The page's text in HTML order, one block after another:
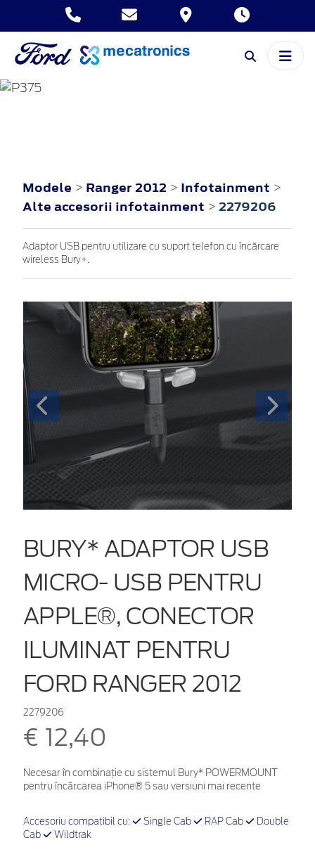
Modele > Ranger 2012 > Infotainment >
Alte accesorii infotainment > 2279206
Adaptor USB pentru utilizare cu suport telefon cu încărcare
wireless Bury+.
BURY* ADAPTOR USB
MICRO- USB PENTRU
APPLE®, CONECTOR
ILUMINAT PENTRU
FORD RANGER 2012
2279206
€ 12,40
Necesar în combinație cu sistemul Bury* POWERMOUNT
pentru încărcarea iPhone® 5 sau versiuni mai recente
Accesoriu compatibil cu: Single Cab RAP Cab
Double
Cab
Wildtrak